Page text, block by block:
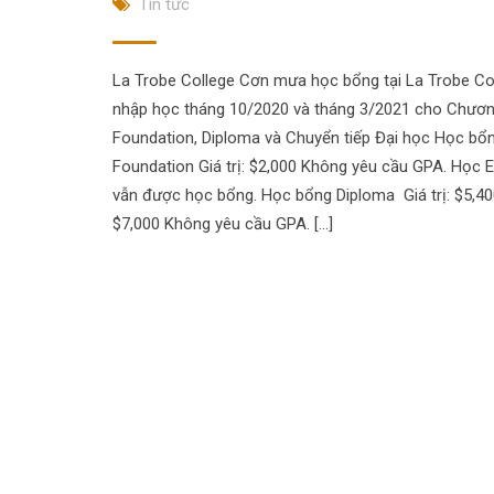
Tin tức
La Trobe College Cơn mưa học bổng tại La Trobe
nhập học tháng 10/2020 và tháng 3/2021 cho
Foundation, Diploma và Chuyển tiếp Đại học Học
Foundation Giá trị: $2,000 Không yêu cầu GPA. Học
vẫn được học bổng. Học bổng Diploma Giá trị:
$7,000 Không yêu cầu GPA. […]